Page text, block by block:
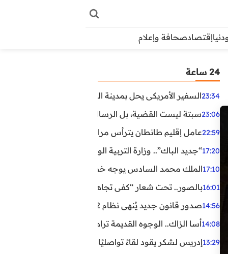
إقتصادصحافة وإعلام
24 ساعة
23:34السفير الأمريكي يحل بمدينة العيون في أول زيارة رسمية
23:06سبتة ليست القضية، بل الرسالة التي حملها البحر!
22:59عامل إقليم طانطان يترأس مراسيم الإنصات للخطاب
17:20“جديد الباك”.. وزارة التربية الوطنية تعتمد مستجدات
17:10الملك محمد السادس يوجه خطابا ساميا إلى الأمة بمناسبة الذكرى الـ27
16:01بالصور.. تحت شعار “كفى تجاهلا”.. وقفة احتجاجية بكلميم
14:56صدور قانون جديد يُنهي نظام 12 ساعة.. أعوان الحراسة الخاصة يستفيدون من المدة القانونية للشغل
14:08أسا الزاك.. الوجوه القديمة تراهن على الخبرة والجديدة
13:29إدريس لشكر يقود لقاءً تواصليًا مع مناضلي الاتحاد